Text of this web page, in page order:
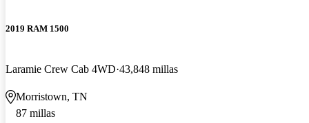
2019 RAM 1500
Laramie Crew Cab 4WD 43,848 millas
Morristown, TN
87 millas